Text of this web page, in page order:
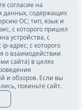
согласие на
данных, содержащих
ОС; тип, язык и
с которого пришел
устройства, с
адрес, с которого
о взаимодействии
сайта) в целях
и обзоров. Если вы
покиньте сайт.